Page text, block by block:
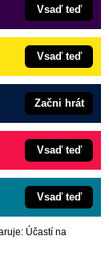
Vsaď teď
Vsaď teď
Začni hrát
Vsaď teď
Vsaď teď
Účastí na